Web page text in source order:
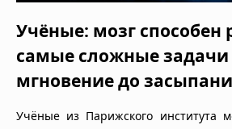
Учёные: мозг способен
самые сложные задачи
мгновение до
Учёные из Парижского института